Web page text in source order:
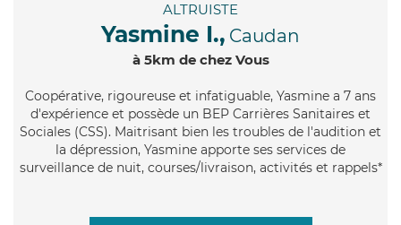
ALTRUISTE
Yasmine I., Caudan
à 5km de chez Vous
Coopérative, rigoureuse et infatiguable, Yasmine a 7 ans
d'expérience et possède un BEP Carrières Sanitaires et
Sociales (CSS). Maitrisant bien les troubles de l'audition et
la dépression, Yasmine apporte ses services de
surveillance de nuit, courses/livraison, activités et rappels*